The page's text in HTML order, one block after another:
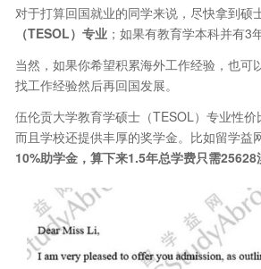
对于打算回国就业的同学来说，尽快拿到
（TESOL）专业 ；如果有教育学本科并有3
当然，如果你希望积累海外工作经验，也可
找工作经验然后再回国发展。
伍伦贡大学教育学硕士（TESOL）专业性
而且学校还提供丰厚的奖学金。比如留学益
10%助学金，算下来1.5年总学费只需25628